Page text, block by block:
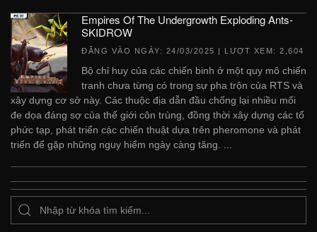
Empires Of The Undergrowth Exploding Ants-
SKIDROW
ĐĂNG VÀO NGÀY: 24/03/2025 | LƯỢT XEM: 2,604
Bộ chỉ huy của các chiến binh ở một quy mô chiến
tranh chưa từng có trong sự pha trộn của RTS và
xây dựng cơ sở này. Các thuộc địa dẫn đầu chống lại nhiều mối
đe dọa đáng sợ của thế giới côn trùng, đồng thời xây dựng các tổ
phức tạp, phát triển các chiến thuật dựa trên pheromone và phát
triển để gặp những nguy hiểm ngày càng tăng. ...